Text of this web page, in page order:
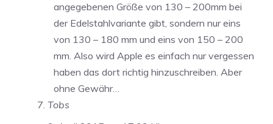
angegebenen Größe von 130 – 200mm bei
der Edelstahlvariante gibt, sondern nur eins
von 130 – 180 mm und eins von 150 – 200
mm. Also wird Apple es einfach nur vergessen
haben das dort richtig hinzuschreiben. Aber
ohne Gewähr…
Tobs